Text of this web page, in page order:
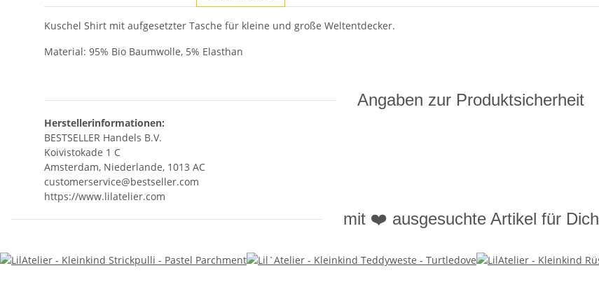
Kuschel Shirt mit aufgesetzter Tasche für kleine und große Weltentdecker.
Material: 95% Bio Baumwolle, 5% Elasthan
Angaben zur Produktsicherheit
Herstellerinformationen:
BESTSELLER Handels B.V.
Koivistokade 1 C
Amsterdam, Niederlande, 1013 AC
customerservice@bestseller.com
https://www.lilatelier.com
mit ❤️ ausgesuchte Artikel für Dich